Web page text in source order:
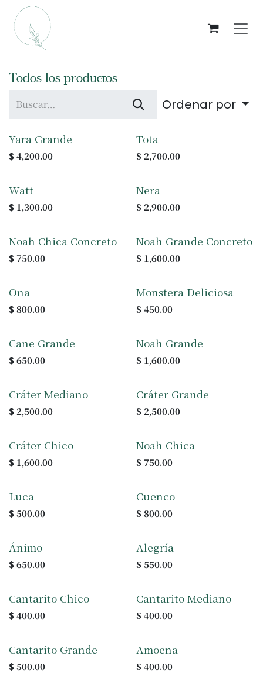
Ir al contenido
Todos los productos
Ordenar por
Yara Grande
$ 4,200.00
Tota
$ 2,700.00
Watt
$ 1,300.00
Nera
$ 2,900.00
Noah Chica Concreto
$ 750.00
Noah Grande Concreto
$ 1,600.00
+ colores
Ona
$ 800.00
Monstera Deliciosa
$ 450.00
+ colores
Cane Grande
$ 650.00 + colores
Noah Grande
$ 1,600.00
Cráter Mediano
$ 2,500.00
Cráter Grande
$ 2,500.00
Cráter Chico
$ 1,600.00 + colores
Noah Chica
$ 750.00
+ colores
Luca
$ 500.00
Cuenco
$ 800.00
Ánimo
$ 650.00
Alegría
$ 550.00
Cantarito Chico
$ 400.00
Cantarito Mediano
$ 400.00
Cantarito Grande
$ 500.00
Amoena
$ 400.00